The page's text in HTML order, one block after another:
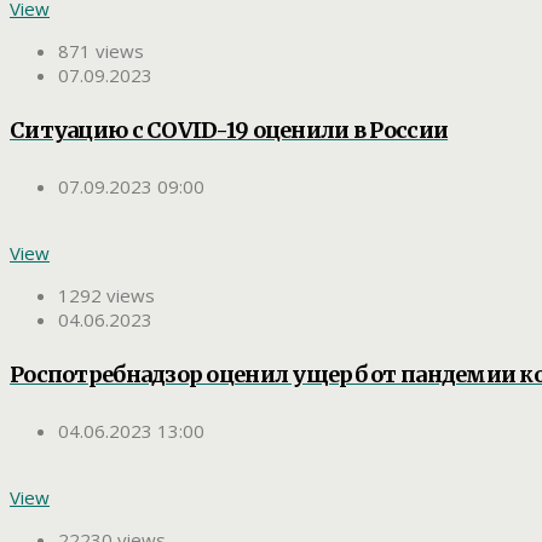
View
871 views
07.09.2023
Ситуацию с COVID-19 оценили в России
07.09.2023 09:00
View
1292 views
04.06.2023
Роспотребнадзор оценил ущерб от пандемии
04.06.2023 13:00
View